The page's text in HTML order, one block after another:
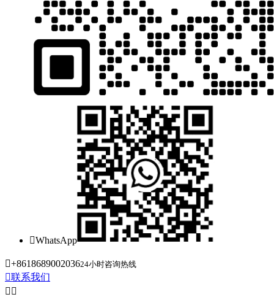
WhatsApp
+861868900203624小时咨询热线
联系我们
 